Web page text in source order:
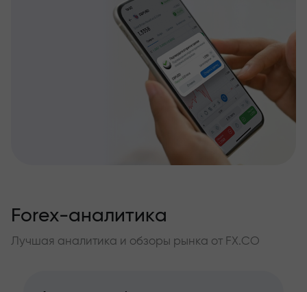
Forex-аналитика
Лучшая аналитика и обзоры рынка от FX.CO